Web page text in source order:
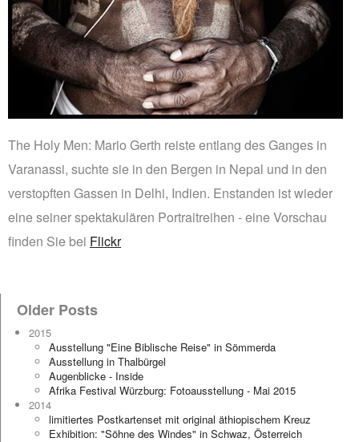
The Holy Men: Mario Gerth reiste entlang des Ganges in
Varanassi, suchte sie in den Bergen in Nepal und in den
verstopften Gassen in Delhi, Indien. Enstanden ist wieder
eine seiner spektakulären Portraitreihen - eine Vorschau
finden Sie bei Flickr
Older Posts
2015
Ausstellung "Eine Biblische Reise" in Sömmerda
Ausstellung in Thalbürgel
Augenblicke - Inside
Afrika Festival Würzburg: Fotoausstellung - Mai 2015
2014
limitiertes Postkartenset mit original äthiopischem Kreuz
Exhibition: "Söhne des Windes" in Schwaz, Österreich